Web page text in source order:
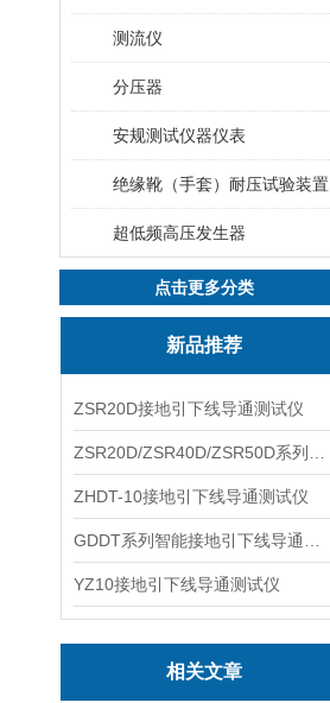
测流仪
分压器
安规测试仪器仪表
绝缘靴（手套）耐压试验装置
超低频高压发生器
点击更多分类
新品推荐
ZSR20D接地引下线导通测试仪
ZHDT-10接地引下线导通测试仪
YZ10接地引下线导通测试仪
相关文章